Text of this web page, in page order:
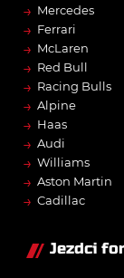
→ Mercedes
→ Ferrari
→ McLaren
→ Red Bull
→ Racing Bulls
→ Alpine
→ Haas
→ Audi
→ Williams
→ Aston Martin
→ Cadillac
Jezdci